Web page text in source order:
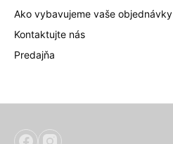
Ako vybavujeme vaše objednávky
Kontaktujte nás
Predajňa